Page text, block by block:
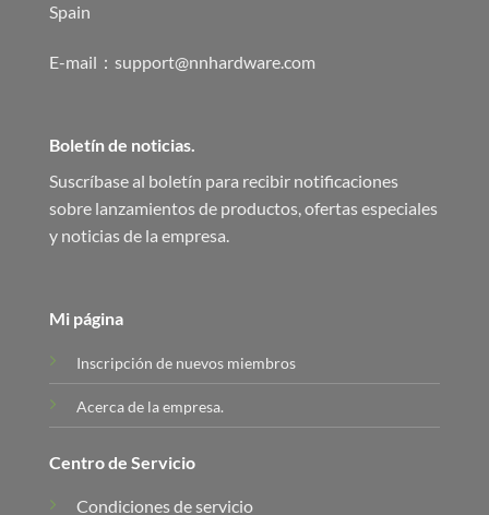
Spain
E-mail：support@nnhardware.com
Mi página
Inscripción de nuevos miembros
Acerca de la empresa.
Centro de Servicio
Condiciones de servicio
Boletín de noticias.
Suscríbase al boletín para recibir notificaciones
sobre lanzamientos de productos, ofertas especiales
y noticias de la empresa.